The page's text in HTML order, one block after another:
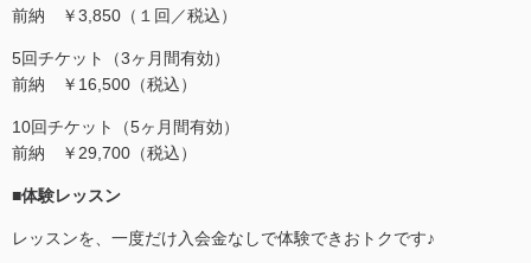
前納 ￥3,850（１回／税込）
5回チケット（3ヶ月間有効）
前納 ￥16,500（税込）
10回チケット（5ヶ月間有効）
前納 ￥29,700（税込）
■体験レッスン
レッスンを、一度だけ入会金なしで体験できおトクです♪